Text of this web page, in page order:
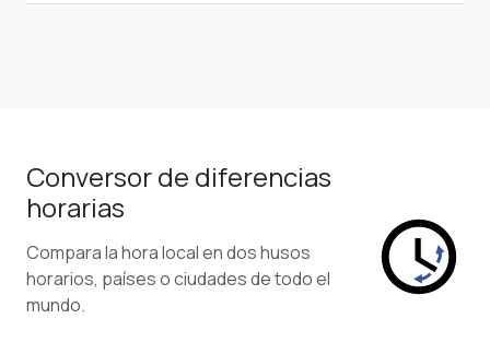
Conversor de diferencias
horarias
Compara la hora local en dos husos
horarios, países o ciudades de todo el
mundo.